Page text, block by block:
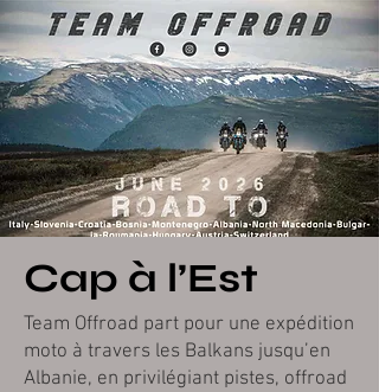
Cap à l’Est
Team Offroad part pour une expédition
moto à travers les Balkans jusqu’en
Albanie, en privilégiant pistes, offroad